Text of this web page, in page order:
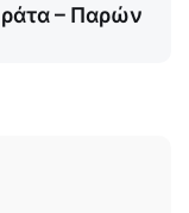
– Παρών